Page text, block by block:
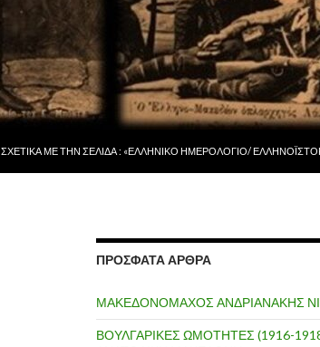
ΣΧΕΤΙΚᾺ ΜῈ ΤῊΝ ΣΕΛΊΔΑ : «ἙΛΛΗΝΙΚῸ ἩΜΕΡΟΛΌΓΙΟ/
ΠΡΌΣΦΑΤΑ ΆΡΘΡΑ
ΜΑΚΕΔΟΝΟΜΑΧΟΣ ΑΝΔΡΙΑΝΑΚΗΣ
ΒΟΥΛΓΑΡΙΚΕΣ ΩΜΟΤΗΤΕΣ (1916-